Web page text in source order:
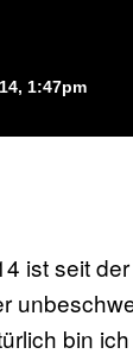
1:47pm
ist seit
bin